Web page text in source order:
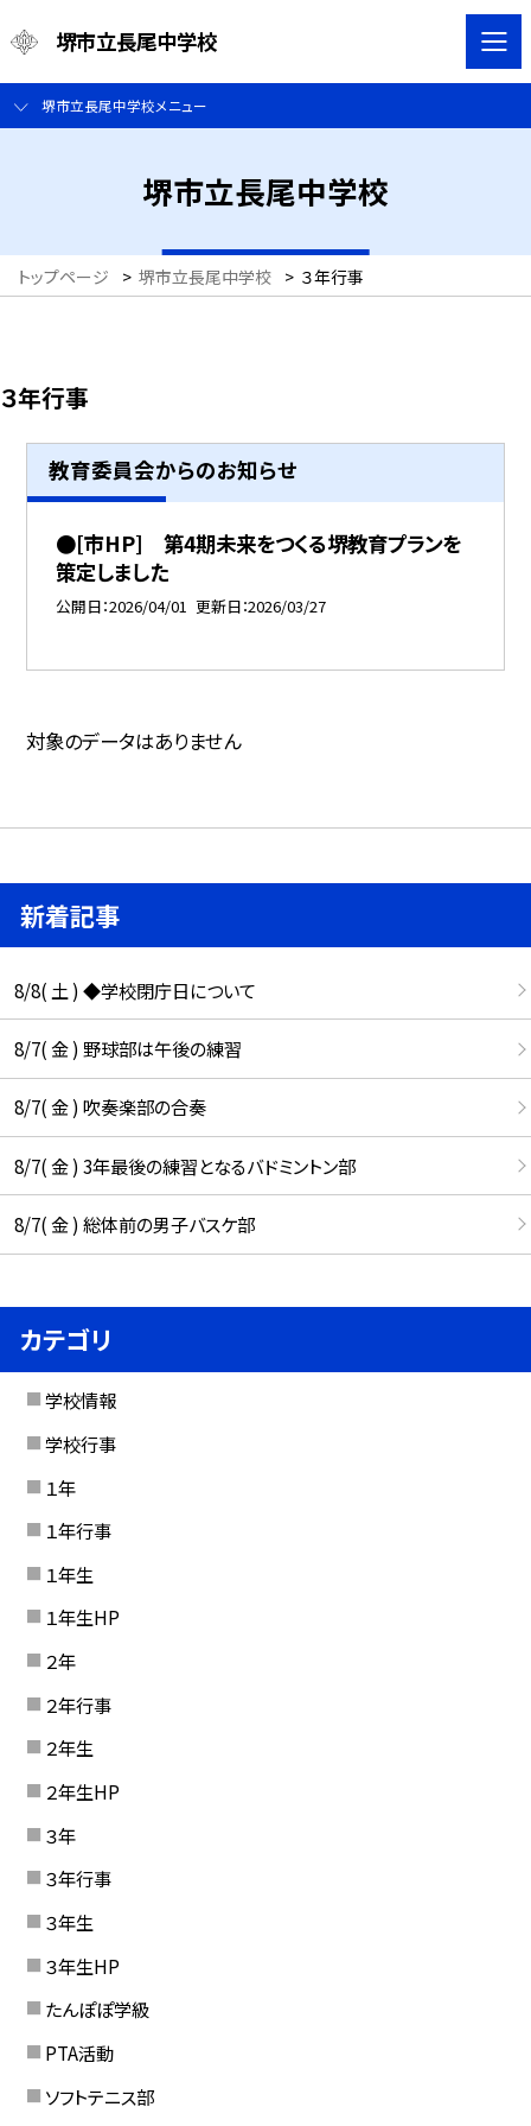
堺市立長尾中学校
堺市立長尾中学校メニュー
堺市立長尾中学校
トップページ > 堺市立長尾中学校 > ３年行事
３年行事
教育委員会からのお知らせ
●[市HP] 第4期未来をつくる堺教育プランを
策定しました
公開日 2026/04/01 更新日 2026/03/27
対象のデータはありません
新着記事
8/8( 土 ) ◆学校閉庁日について
8/7( 金 ) 野球部は午後の練習
8/7( 金 ) 吹奏楽部の合奏
8/7( 金 ) 3年最後の練習となるバドミントン部
8/7( 金 ) 総体前の男子バスケ部
カテゴリ
学校情報
学校行事
１年
１年行事
１年生
１年生HP
２年
２年行事
２年生
２年生HP
３年
３年行事
３年生
３年生HP
たんぽぽ学級
PTA活動
ソフトテニス部